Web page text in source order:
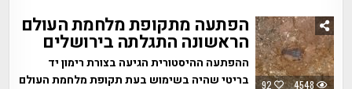
92 4548
הפתעה מתקופת מלחמת העולם
הראשונה התגלתה בירושלים
ההפתעה ההיסטורית הגיעה בצורת רימון יד
בריטי שהיה בשימוש בעת תקופת מלחמת העולם